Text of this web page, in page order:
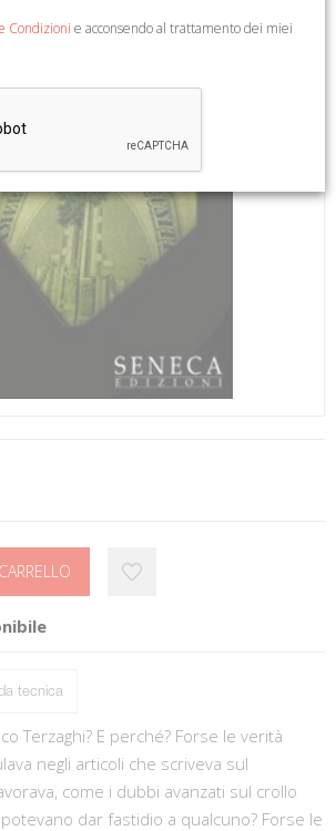
tecnica
Terzaghi? E perché? Forse le verità
negli articoli che scriveva sul
come i dubbi avanzati sul crollo
dar fastidio a qualcuno? Forse le
Condizioni e acconsendo al trattamento dei miei